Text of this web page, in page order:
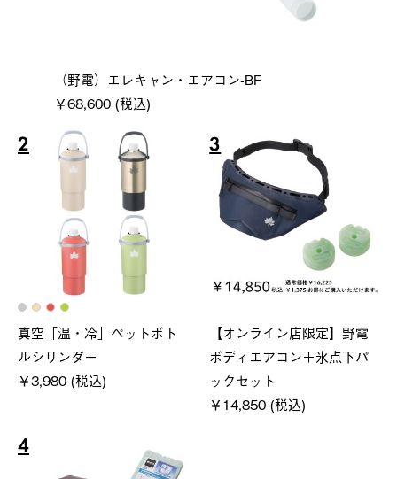
（野電）エレキャン・エアコン-BF
￥68,600 (税込)
2
真空「温・冷」ペットボト
ルシリンダー
￥3,980 (税込)
3
【オンライン店限定】野電
ボディエアコン＋氷点下パ
ックセット
￥14,850 (税込)
4